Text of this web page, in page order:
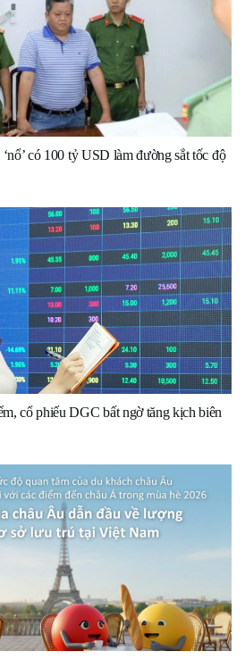
có 100 tỷ USD làm đường sắt tốc độ
cổ phiếu DGC bất ngờ tăng kịch biên